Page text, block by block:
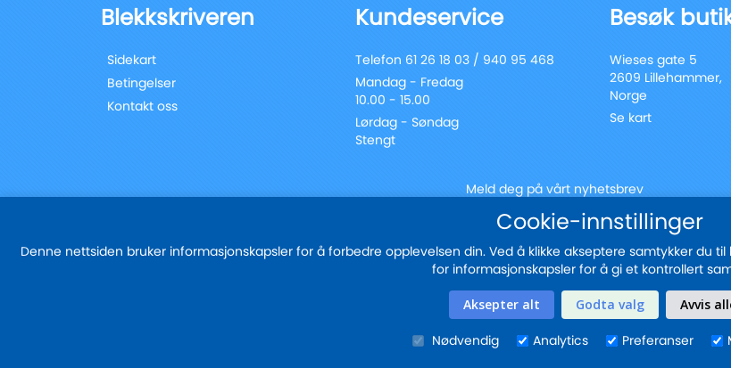
Blekkskriveren
Sidekart
Betingelser
Kontakt oss
Kundeservice
Telefon 61 26 18 03 / 940 95 468
Mandag - Fredag
10.00 - 15.00
Lørdag - Søndag
Stengt
Besøk
Wieses gate 5
2609 Lillehammer,
Norge
Se kart
Meld deg på vårt nyhetsbrev
Registrer
for
vårt
Send
Sikker betaling med
Cookie-innstillinger
Denne nettsiden bruker informasjonskapsler for å forbedre opplevelsen din. Ved å klikke akseptere samtykker du
for informasjonskapsler for å gi et kontrollert
Aksepter alt Godta valg Avvis
Nødvendig Analytics Preferanser